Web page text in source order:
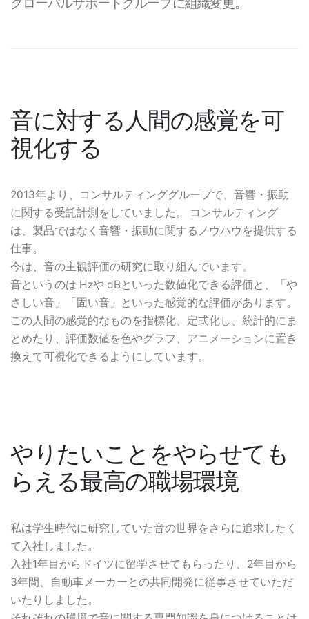
音に対する人間の感覚を可
視化する
2013年より、コンサルティンググループで、音響・振動
に関する受託計測をしていました。 コンサルティング
は、製品ではなく音響・振動に関するノウハウを提供する
仕事。
今は、音の主観評価の研究に取り組んでいます。
音というのは Hzや dBといった数値化できる評価と、「や
さしい音」「固い音」といった感覚的な評価があります。
この人間の感覚的なものを指標化、定式化し、統計的にま
とめたり、評価数値を色やグラフ、アニメーションに置き
換えて可視化できるようにしています。
やりたいことをやらせても
らえる最高の職場環境
私は学生時代に研究していた音の世界をさらに追求したく
て入社しました。
入社1年目からドイツに留学させてもらったり、2年目から
3年間、自動車メーカーとの共同開発に従事させていただ
いたりしました。